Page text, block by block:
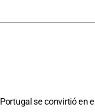
Portugal se convirtió en